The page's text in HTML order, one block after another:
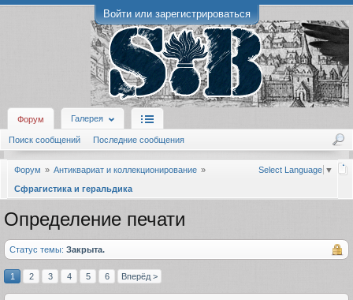
Войти или зарегистрироваться
Форум Галерея
Поиск сообщений Последние сообщения
Select Language ▼
Форум
Антиквариат и коллекционирование
Сфрагистика и геральдика
Определение печати
Статус темы: Закрыта.
1 2 3 4 5 6 Вперёд >